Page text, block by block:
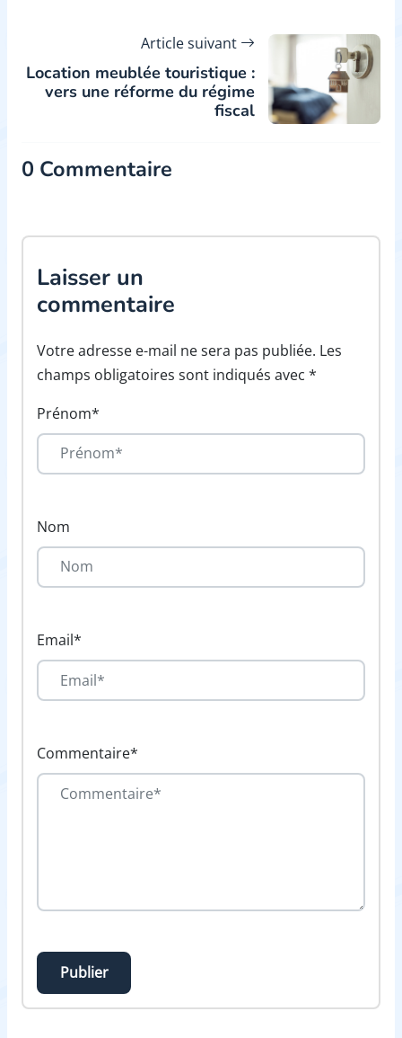
Article suivant
Location meublée touristique :
vers une réforme du régime
fiscal
0 Commentaire
Laisser un
commentaire
Votre adresse e-mail ne sera pas publiée. Les
champs obligatoires sont indiqués avec *
Prénom*
Nom
Email*
Commentaire*
Publier